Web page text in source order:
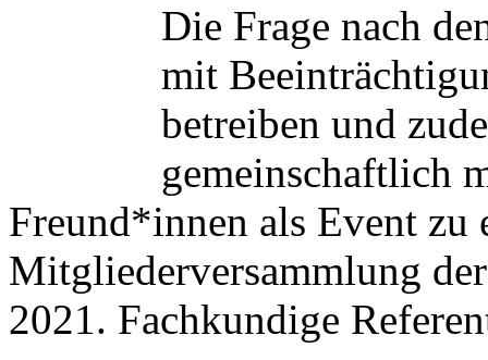
Die Frage nach
mit
betreiben und
gemeinschaftlich
Freund*innen als Event
Mitgliederversammlung
2021. Fachkundige